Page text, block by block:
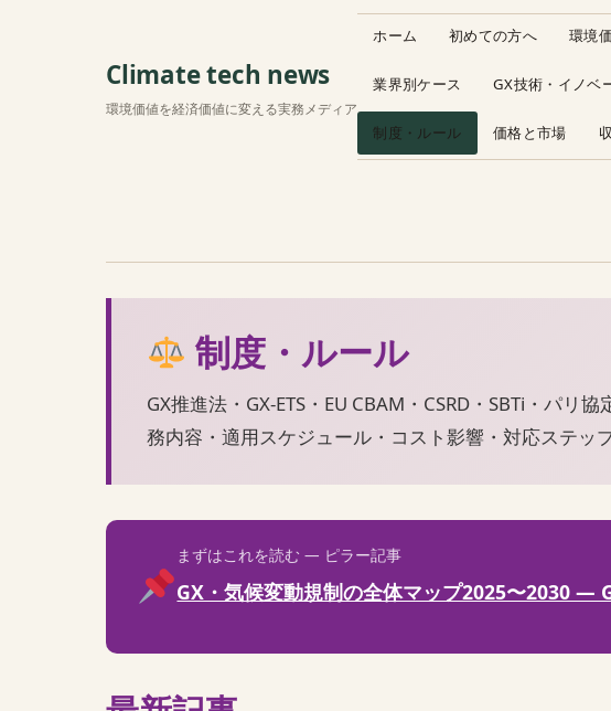
Climate tech news
環境価値を経済価値に変える実務メディア
ホーム 初めての方へ 環境
業界別ケース GX技術・イノベ
制度・ルール 価格と市場
制度・ルール
GX推進法・GX-ETS・EU CBAM・CSRD・SBTi・パ
務内容・適用スケジュール・コスト影響・対応ステッ
まずはこれを読む — ピラー記事
GX・気候変動規制の全体マップ2025〜2030 —